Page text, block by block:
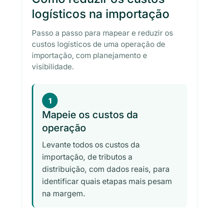
logísticos na importação
Passo a passo para mapear e reduzir os
custos logísticos de uma operação de
importação, com planejamento e
visibilidade.
1
Mapeie os custos da
operação
Levante todos os custos da
importação, de tributos a
distribuição, com dados reais, para
identificar quais etapas mais pesam
na margem.